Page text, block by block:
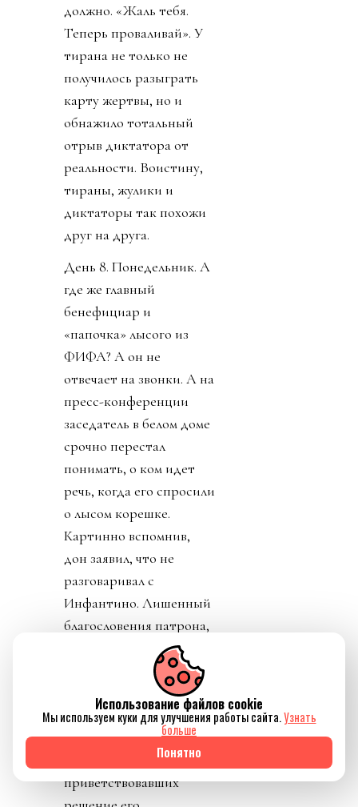
должно. «Жаль тебя.
Теперь проваливай». У
тирана не только не
получилось разыграть
карту жертвы, но и
обнажило тотальный
отрыв диктатора от
реальности. Воистину,
тираны, жулики и
диктаторы так похожи
друг на друга.
День 8. Понедельник. А
где же главный
бенефициар и
«папочка» лысого из
ФИФА? А он не
отвечает на звонки. А на
пресс-конференции
заседатель в белом доме
срочно перестал
понимать, о ком идет
речь, когда его спросили
о лысом корешке.
Картинно вспомнив,
дон заявил, что не
разговаривал с
Инфантино. Лишенный
благословения патрона,
скукожившийся до
размеров Волдеморта,
Джанни, скуля, начал
репостить копирующие
текст друг друга посты
приветствовавших
Использование файлов cookie
Мы используем куки для улучшения работы сайта.Узнать
больше
Понятно